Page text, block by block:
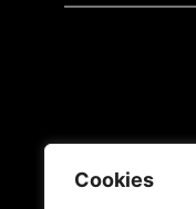
Cookies